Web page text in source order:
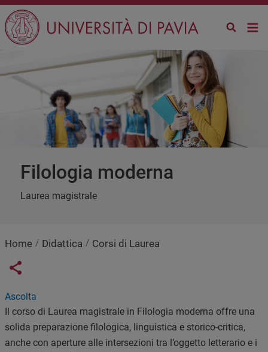
Salta al contenuto principale
filologia moderna
Laurea magistrale
Home Didattica Corsi di Laurea
Links condivisione social
Share button
Ascolta
Il corso di Laurea magistrale in Filologia moderna offre una
solida preparazione filologica, linguistica e storico-critica,
anche con aperture alle intersezioni tra l’oggetto letterario e i